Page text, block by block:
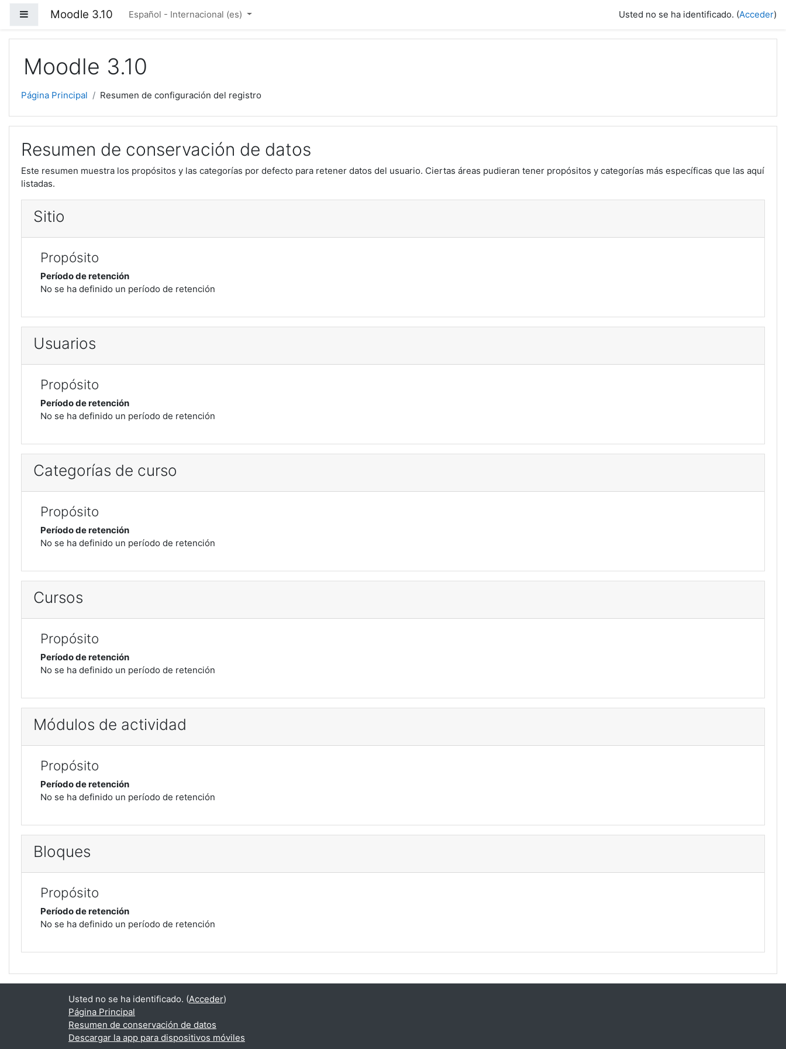
Panel lateral
Moodle 3.10 Español - Internacional ‎(es)‎ Usted no se ha identificado. (Acceder)
Moodle 3.10
Página Principal Resumen de configuración del registro
Resumen de conservación de datos
Este resumen muestra los propósitos y las categorías por defecto para retener datos del usuario. Ciertas áreas pudieran tener propósitos y categorías más específicas que las aquí
listadas.
Sitio
Propósito
Período de retención
No se ha definido un período de retención
Usuarios
Propósito
Período de retención
No se ha definido un período de retención
Categorías de curso
Propósito
Período de retención
No se ha definido un período de retención
Cursos
Propósito
Período de retención
No se ha definido un período de retención
Módulos de actividad
Propósito
Período de retención
No se ha definido un período de retención
Bloques
Propósito
Período de retención
No se ha definido un período de retención
Usted no se ha identificado. (Acceder)
Página Principal
Resumen de conservación de datos
Descargar la app para dispositivos móviles